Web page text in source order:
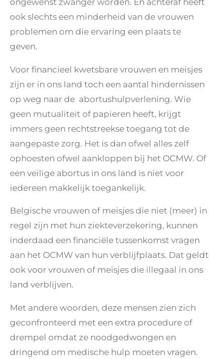
ook slechts een minderheid van de vrouwen
problemen om die ervaring een plaats te
geven.
Voor financieel kwetsbare vrouwen en meisjes
zijn er in ons land toch een aantal hindernissen
op weg naar de abortushulpverlening. Wie
geen mutualiteit of papieren heeft, krijgt
immers geen rechtstreekse toegang tot de
aangepaste zorg. Het is dan ofwel alles zelf
ophoesten ofwel aankloppen bij het OCMW. Of
een veilige abortus in ons land is niet voor
iedereen makkelijk toegankelijk.
Belgische vrouwen of meisjes die niet (meer) in
regel zijn met hun ziekteverzekering, kunnen
inderdaad een financiële tussenkomst vragen
aan het OCMW van hun verblijfplaats. Dat geldt
ook voor vrouwen of meisjes die illegaal in ons
land verblijven.
Met andere woorden, deze mensen zien zich
geconfronteerd met een extra procedure of
drempel omdat ze noodgedwongen en
dringend om medische hulp moeten vragen.